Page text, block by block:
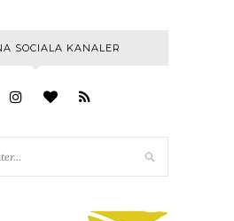
SOCIALA KANALER